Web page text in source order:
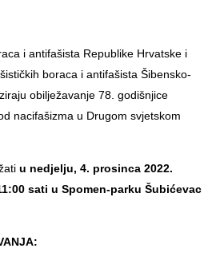
i antifašista Republike Hrvatske i
boraca i antifašista Šibensko-
obilježavanje 78. godišnjice
nacifašizma u Drugom svjetskom
u nedjelju, 4. prosinca 2022.
sati u Spomen-parku Šubićevac